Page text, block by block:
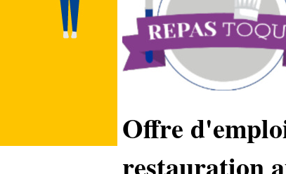
Offre